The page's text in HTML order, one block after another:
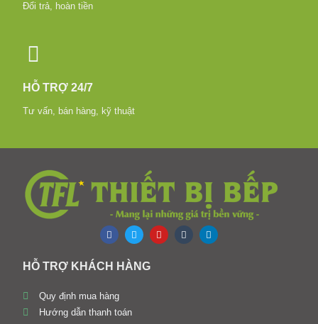
Đổi trả, hoàn tiền
HỖ TRỢ 24/7
Tư vấn, bán hàng, kỹ thuật
HỖ TRỢ KHÁCH HÀNG
Quy định mua hàng
Hướng dẫn thanh toán